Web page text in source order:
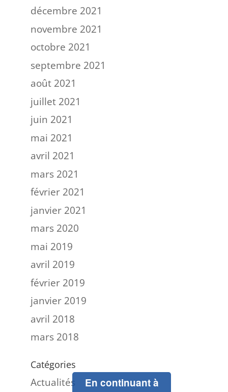
décembre 2021
novembre 2021
octobre 2021
septembre 2021
août 2021
juillet 2021
juin 2021
mai 2021
avril 2021
mars 2021
février 2021
janvier 2021
mars 2020
mai 2019
avril 2019
février 2019
janvier 2019
avril 2018
mars 2018
Catégories
Actualités
En continuant à